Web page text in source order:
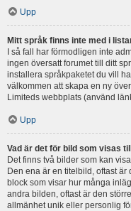
Upp
Mitt språk finns inte med i
I så fall har förmodligen inte
ingen översatt forumet till ditt
installera språkpaketet du vill
välkommen att skapa en ny
Limiteds webbplats (använd
Upp
Vad är det för bild som visas
Det finns två bilder som kan
Den ena är en titelbild, oftast
block som visar hur många
andra bilden, oftast är den
allmänhet unik eller personlig